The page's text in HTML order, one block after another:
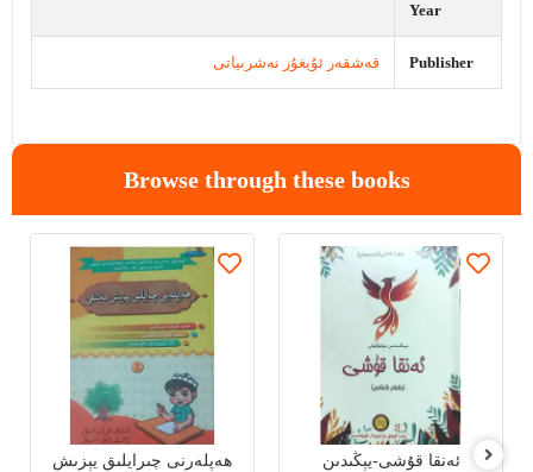
Year
Publisher قەشقەر ئۇيغۇر نەشرىياتى
Browse through these books
ھەپلەرنى چىرايلىق يېزىش
ئەنقا قۇشى-يېڭىدىن